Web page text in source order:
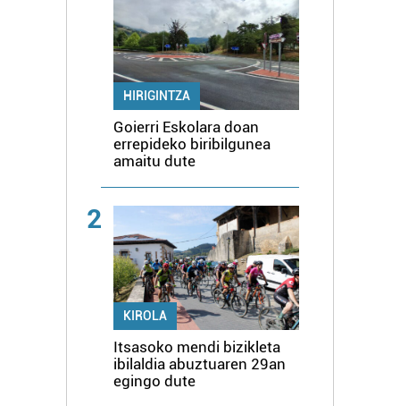
HIRIGINTZA
Goierri Eskolara doan
errepideko biribilgunea
amaitu dute
2
KIROLA
Itsasoko mendi bizikleta
ibilaldia abuztuaren 29an
egingo dute